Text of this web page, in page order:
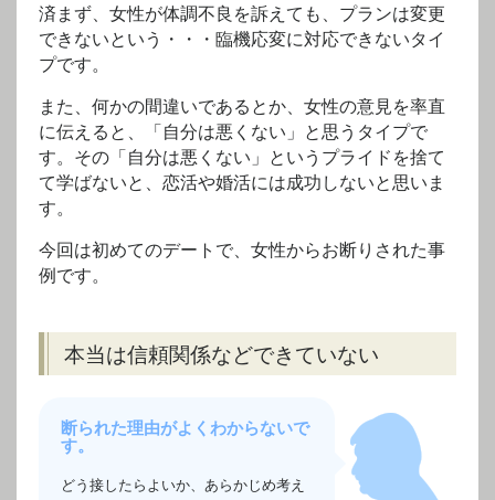
済まず、女性が体調不良を訴えても、プランは変更
できないという・・・臨機応変に対応できないタイ
プです。
また、何かの間違いであるとか、女性の意見を率直
に伝えると、「自分は悪くない」と思うタイプで
す。その「自分は悪くない」というプライドを捨て
て学ばないと、恋活や婚活には成功しないと思いま
す。
今回は初めてのデートで、女性からお断りされた事
例です。
本当は信頼関係などできていない
断られた理由がよくわからないで
す。
どう接したらよいか、あらかじめ考え